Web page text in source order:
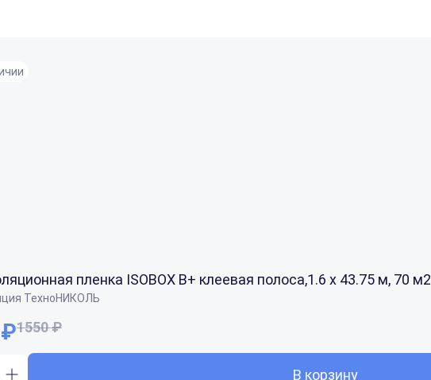
пленка ISOBOX В+ клеевая полоса,1.6 x 43.75 м, 70 м2
ТехноНИКОЛЬ
1550 ₽
В корзину